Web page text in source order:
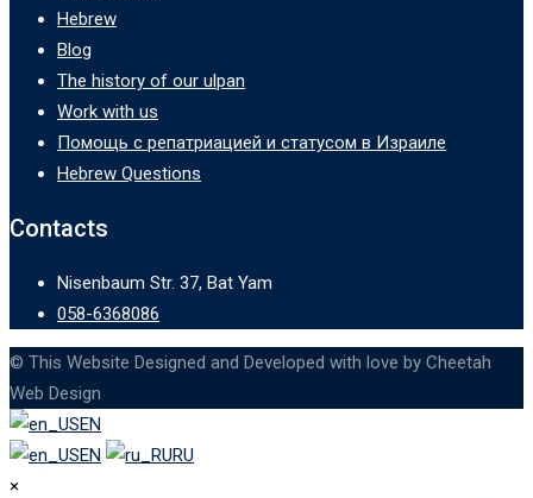
Hebrew
Blog
The history of our ulpan
Work with us
Помощь с репатриацией и статусом в Израиле
Hebrew Questions
Contacts
Nisenbaum Str. 37, Bat Yam
058-6368086
© This Website Designed and Developed with love by Cheetah
Web Design
EN
EN
RU
×